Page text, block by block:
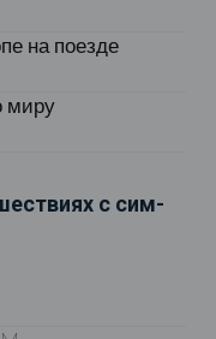
на поезде
миру
с сим-